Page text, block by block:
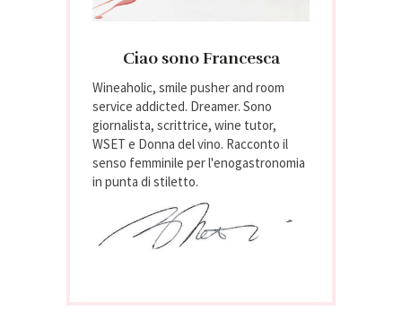
Ciao sono Francesca
Wineaholic, smile pusher and room
service addicted. Dreamer. Sono
giornalista, scrittrice, wine tutor,
WSET e Donna del vino. Racconto il
senso femminile per l'enogastronomia
in punta di stiletto.